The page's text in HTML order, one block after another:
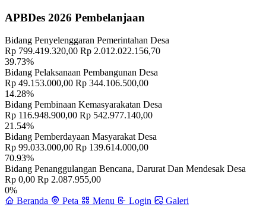
APBDes 2026 Pembelanjaan
Bidang Penyelenggaran Pemerintahan Desa
Rp 799.419.320,00 Rp 2.012.022.156,70
39.73%
Bidang Pelaksanaan Pembangunan Desa
Rp 49.153.000,00 Rp 344.106.500,00
14.28%
Bidang Pembinaan Kemasyarakatan Desa
Rp 116.948.900,00 Rp 542.977.140,00
21.54%
Bidang Pemberdayaan Masyarakat Desa
Rp 99.033.000,00 Rp 139.614.000,00
70.93%
Bidang Penanggulangan Bencana, Darurat Dan Mendesak Desa
Rp 0,00 Rp 2.087.955,00
0%
Beranda
Peta Menu Login Galeri